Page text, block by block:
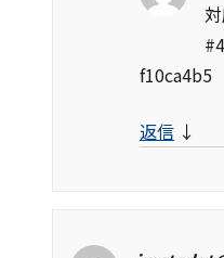
f10ca4b5
返信 ↓